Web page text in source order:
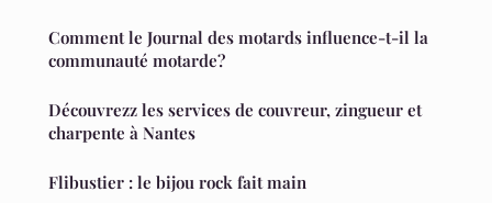
Comment le Journal des motards influence-t-il la
communauté motarde?
Découvrezz les services de couvreur, zingueur et
charpente à Nantes
Flibustier : le bijou rock fait main